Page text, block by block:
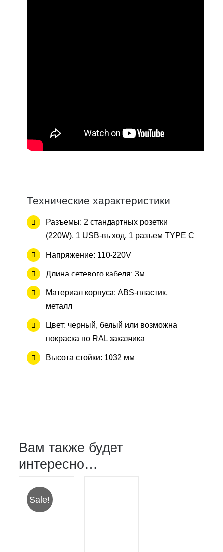
Технические характеристики
Разъемы: 2 стандартных розетки
(220W), 1 USB-выход, 1 разъем TYPE C
Напряжение: 110-220V
Длина сетевого кабеля: 3м
Материал корпуса: ABS-пластик,
металл
Цвет: черный, белый или возможна
покраска по RAL заказчика
Высота стойки: 1032 мм
Вам также будет
интересно…
Sale!